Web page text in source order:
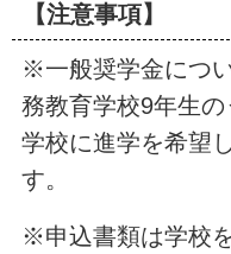
【注意事項】
※一般奨学金につ
務教育学校9年生
学校に進学を希望
す。
※申込書類は学校